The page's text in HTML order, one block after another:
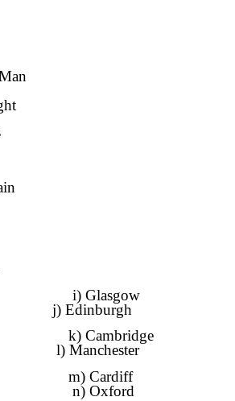
i) Glasgow
j) Edinburgh
k) Cambridge
l) Manchester
m) Cardiff
n) Oxford